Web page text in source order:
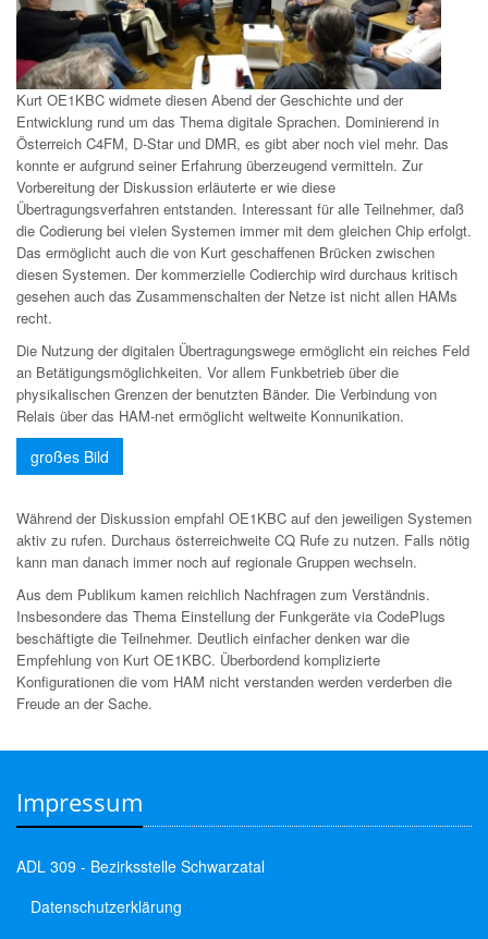
Kurt OE1KBC widmete diesen Abend der Geschichte und der
Entwicklung rund um das Thema digitale Sprachen. Dominierend in
Österreich C4FM, D-Star und DMR, es gibt aber noch viel mehr. Das
konnte er aufgrund seiner Erfahrung überzeugend vermitteln. Zur
Vorbereitung der Diskussion erläuterte er wie diese
Übertragungsverfahren entstanden. Interessant für alle Teilnehmer, daß
die Codierung bei vielen Systemen immer mit dem gleichen Chip erfolgt.
Das ermöglicht auch die von Kurt geschaffenen Brücken zwischen
diesen Systemen. Der kommerzielle Codierchip wird durchaus kritisch
gesehen auch das Zusammenschalten der Netze ist nicht allen HAMs
recht.
Die Nutzung der digitalen Übertragungswege ermöglicht ein reiches Feld
an Betätigungsmöglichkeiten. Vor allem Funkbetrieb über die
physikalischen Grenzen der benutzten Bänder. Die Verbindung von
Relais über das HAM-net ermöglicht weltweite Konnunikation.
großes Bild
Während der Diskussion empfahl OE1KBC auf den jeweiligen Systemen
aktiv zu rufen. Durchaus österreichweite CQ Rufe zu nutzen. Falls nötig
kann man danach immer noch auf regionale Gruppen wechseln.
Aus dem Publikum kamen reichlich Nachfragen zum Verständnis.
Insbesondere das Thema Einstellung der Funkgeräte via CodePlugs
beschäftigte die Teilnehmer. Deutlich einfacher denken war die
Empfehlung von Kurt OE1KBC. Überbordend komplizierte
Konfigurationen die vom HAM nicht verstanden werden verderben die
Freude an der Sache.
Impressum
ADL 309 - Bezirksstelle Schwarzatal
Datenschutzerklärung